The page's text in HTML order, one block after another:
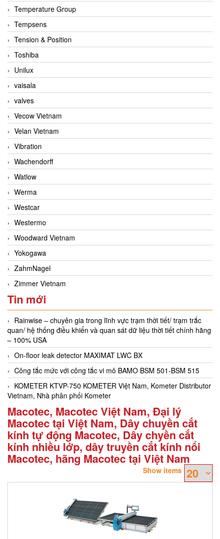
Temperature Group
Tempsens
Tension & Position
Toshiba
Unilux
vaisala
valves
Vecow Vietnam
Velan Vietnam
Vibration
Wachendorff
Watlow
Werma
Westcar
Westermo
Woodward Vietnam
Yokogawa
ZahmNagel
Zimmer Vietnam
Tin mới
Rainwise – chuyên gia trong lĩnh vực trạm thời tiết/ trạm trắc
quan/ hệ thống điều khiển và quan sát dữ liệu thời tiết chính hãng
– 100% USA
On-floor leak detector MAXIMAT LWC BX
Công tắc mức với công tắc vi mô BAMO BSM 501-BSM 515
KOMETER KTVP-750 KOMETER Việt Nam, Kometer Distributor
Vietnam, Nhà phân phối Kometer
Macotec, Macotec Việt Nam, Đại lý
Macotec tại Việt Nam, Dây chuyền cắt
kính tự động Macotec, Dây chyền cắt
kính nhiều lớp, dây truyền cắt kính nổi
Macotec, hãng Macotec tại Việt Nam
Show items